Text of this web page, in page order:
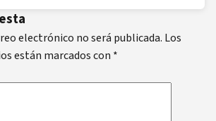
electrónico no será publicada. Los
están marcados con *